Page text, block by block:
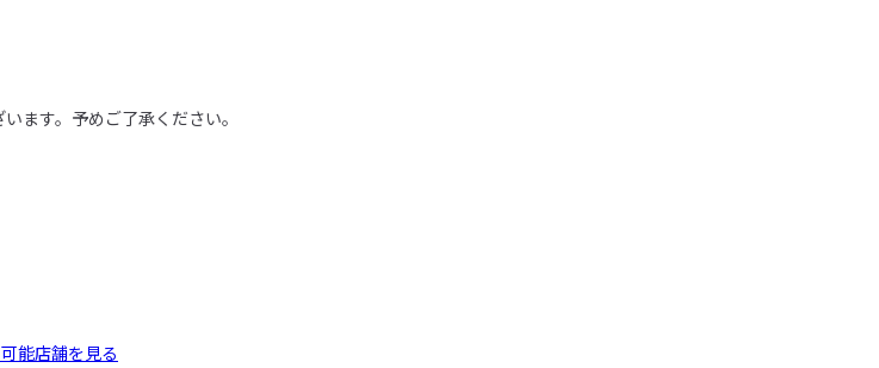
います。予めご了承ください。
能店舗を見る